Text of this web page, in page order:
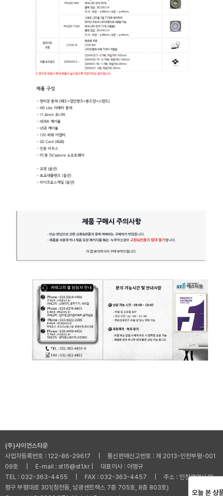
(주)사이언스타운
사업자등록번호 : 122-86-29617 | 통신판매신고번호 : 제 2013-인천부평-001
09호 | E-mail : st15@st1.kr | 대표이사 : 이명규
TEL : 032-363-4455 | FAX : 032-363-4457 | 주소 : 인천광역시 부
평구 부평대로 301(청천동, 남광센트렉스 7층 705호, 8층 803호)
오늘 본 상